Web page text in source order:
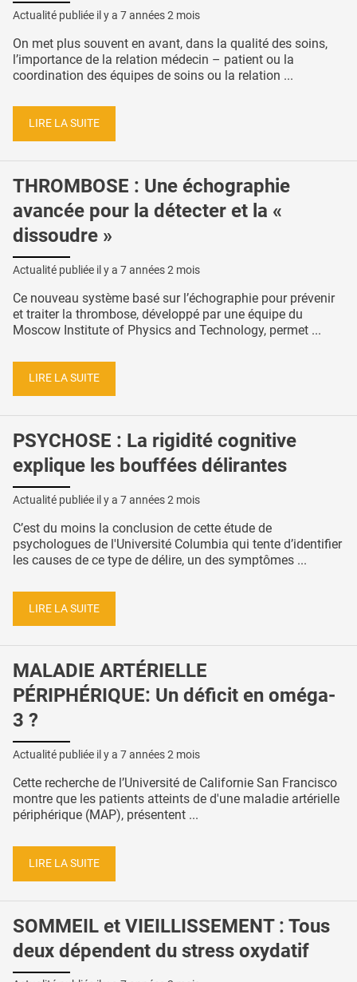
Actualité publiée il y a 7 années 2 mois
On met plus souvent en avant, dans la qualité des soins,
l’importance de la relation médecin – patient ou la
coordination des équipes de soins ou la relation ...
LIRE LA SUITE
THROMBOSE : Une échographie
avancée pour la détecter et la «
dissoudre »
Actualité publiée il y a 7 années 2 mois
Ce nouveau système basé sur l’échographie pour prévenir
et traiter la thrombose, développé par une équipe du
Moscow Institute of Physics and Technology, permet ...
LIRE LA SUITE
PSYCHOSE : La rigidité cognitive
explique les bouffées délirantes
Actualité publiée il y a 7 années 2 mois
C’est du moins la conclusion de cette étude de
psychologues de l'Université Columbia qui tente d’identifier
les causes de ce type de délire, un des symptômes ...
LIRE LA SUITE
MALADIE ARTÉRIELLE
PÉRIPHÉRIQUE: Un déficit en oméga-
3 ?
Actualité publiée il y a 7 années 2 mois
Cette recherche de l’Université de Californie San Francisco
montre que les patients atteints de d'une maladie artérielle
périphérique (MAP), présentent ...
LIRE LA SUITE
SOMMEIL et VIEILLISSEMENT : Tous
deux dépendent du stress oxydatif